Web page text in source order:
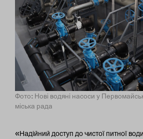
Фото: Нові водяні насоси у
міська рада
«Надійний доступ до чистої питної